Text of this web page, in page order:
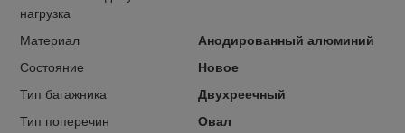
нагрузка
Материал
Анодированный алюминий
Состояние
Новое
Тип багажника
Двухреечный
Тип поперечин
Овал